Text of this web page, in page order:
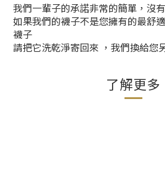
我們一輩子的承諾非常的簡單，沒
如果我們的襪子不是您擁有的最舒
襪子
請把它洗乾淨寄回來 ，我們換給您
了解更多